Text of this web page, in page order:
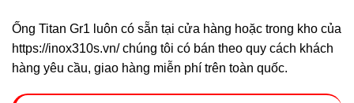
Ống Titan Gr1 luôn có sẵn tại cửa hàng hoặc trong kho của
https://inox310s.vn/ chúng tôi có bán theo quy cách khách
hàng yêu cầu, giao hàng miễn phí trên toàn quốc.